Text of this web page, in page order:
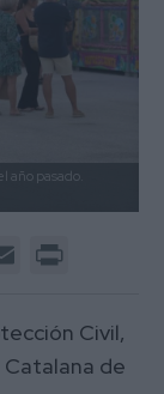
año pasado.
Email
Civil,
de